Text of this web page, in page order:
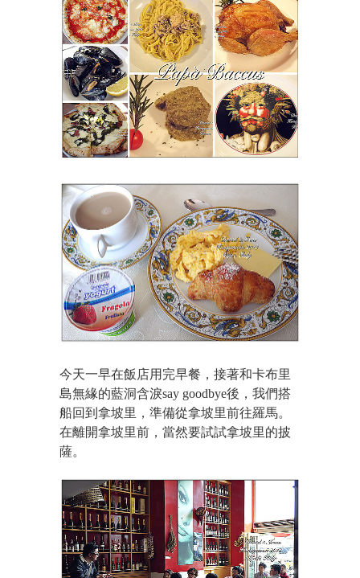
今天一早在飯店用完早餐，接著和卡布里
島無緣的藍洞含淚say goodbye後，我們搭
船回到拿坡里，準備從拿坡里前往羅馬。
在離開拿坡里前，當然要試試拿坡里的披
薩。